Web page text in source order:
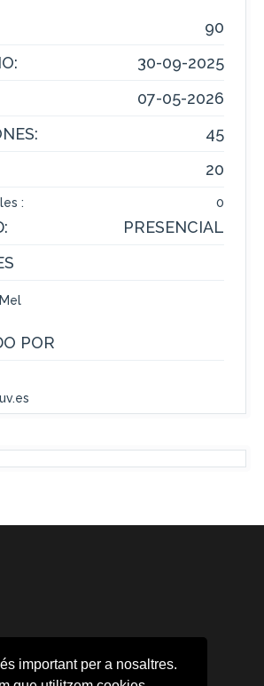
important per a nosaltres.
90
30-09-2025
07-05-2026
45
20
: 0
PRESENCIAL
POR